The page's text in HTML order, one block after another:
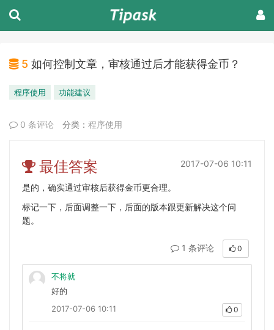
5 如何控制文章，审核通过后才能获得金币？
程序使用 功能建议
0 条评论 分类： 程序使用
最佳答案 2017-07-06 10:11
是的，确实通过审核后获得金币更合理。
标记一下，后面调整一下，后面的版本跟更新解决这个问
题。
1 条评论 0
不将就
好的
2017-07-06 10:11
0